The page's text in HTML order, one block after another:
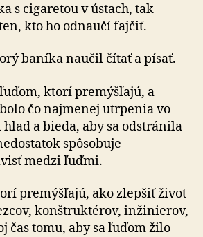
s cigaretou v ústach, tak
kto ho odnaučí fajčiť.
baníka naučil čítať a písať.
ktorí premýšľajú, a
čo najmenej utrpenia vo
hlad a bieda, aby sa odstránila
spôsobuje
medzi ľuďmi.
premýšľajú, ako zlepšiť život
konštruktérov, inžinierov,
čas tomu, aby sa ľuďom žilo